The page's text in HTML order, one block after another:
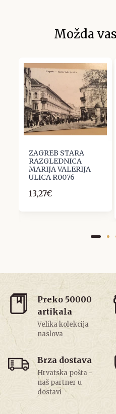
Možda
ZAGREB STARA
RAZGLEDNICA
MARIJA VALERIJA
ULICA R0076
13,27€
Preko 50000
artikala
Velika kolekcija
naslova
Brza dostava
Hrvatska pošta -
naš partner u
dostavi